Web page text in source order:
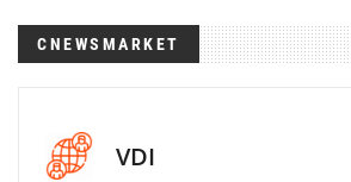
CNEWSMARKET
VDI